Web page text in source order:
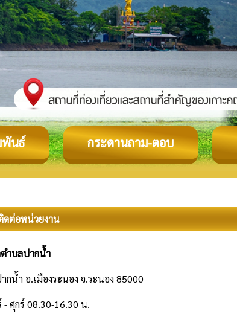
พันธ์ กระดานถาม-ตอบ
ดต่อหน่วยงาน
ำบลปากน้ำ
น้ำ อ.เมืองระนอง จ.ระนอง 85000
- ศุกร์ 08.30-16.30 น.